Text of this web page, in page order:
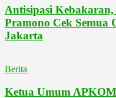
Antisipasi
Pramono Cek Semua
Jakarta
Berita
Ketua Umum